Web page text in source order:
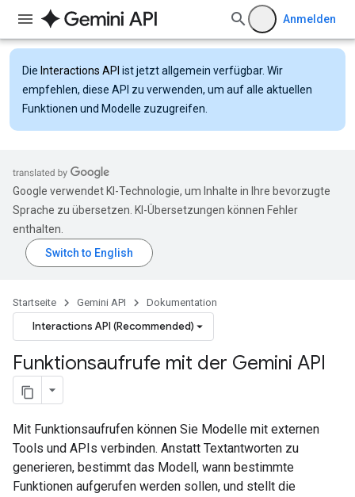
Anmelden
Die Interactions API ist jetzt allgemein verfügbar. Wir
empfehlen, diese API zu verwenden, um auf alle aktuellen
Funktionen und Modelle zuzugreifen.
Google verwendet KI-Technologie, um Inhalte in Ihre bevorzugte
Sprache zu übersetzen. KI-Übersetzungen können Fehler
enthalten.
Startseite Gemini API Dokumentation
Interactions API (Recommended)
Funktionsaufrufe mit der Gemini API
Mit Funktionsaufrufen können Sie Modelle mit externen
Tools und APIs verbinden. Anstatt Textantworten zu
generieren, bestimmt das Modell, wann bestimmte
Funktionen aufgerufen werden sollen, und stellt die